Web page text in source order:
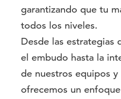
garantizando que tu
todos los niveles.
Desde las estrategias
el embudo hasta la
de nuestros equipos y
ofrecemos un